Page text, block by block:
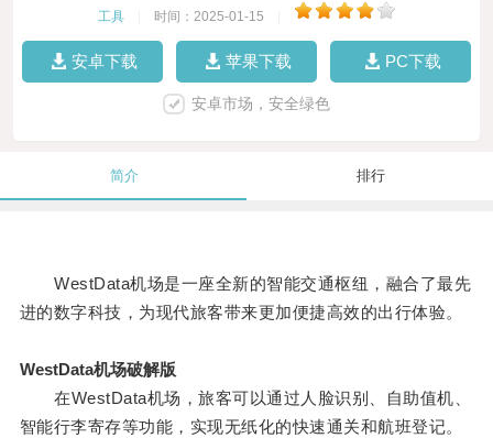
工具 时间：2025-01-15
安卓下载 苹果下载 PC下载
安卓市场，安全绿色
简介 排行
WestData机场是一座全新的智能交通枢纽，融合了最先
进的数字科技，为现代旅客带来更加便捷高效的出行体验。
WestData机场破解版
在WestData机场，旅客可以通过人脸识别、自助值机、
智能行李寄存等功能，实现无纸化的快速通关和航班登记。